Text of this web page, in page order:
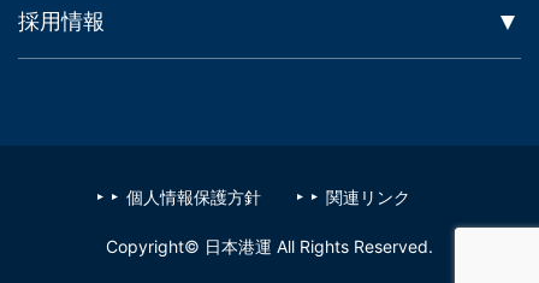
採用情報
個人情報保護方針 関連リンク
Copyright© 日本港運 All Rights Reserved.